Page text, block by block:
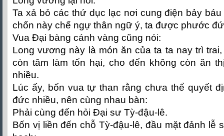
Ta xả bỏ các thứ dục lạc nơi cung điện bảy
chốn này chế ngự thân ngữ ý, ta được phước
Vua Đại bàng cánh vàng cũng nói:
Long vương này là món ăn của ta ta nay trì
còn tâm làm tổn hại, cho đến không còn ăn
nhiều.
Lúc ấy, bốn vua tự than rằng chưa thể quyết
đức nhiều, nên cùng nhau bàn:
Phải cùng đến hỏi Đại sư Tỳ-đậu-lê.
Bốn vị liền đến chỗ Tỳ-đậu-lê, đầu mặt đảnh lễ